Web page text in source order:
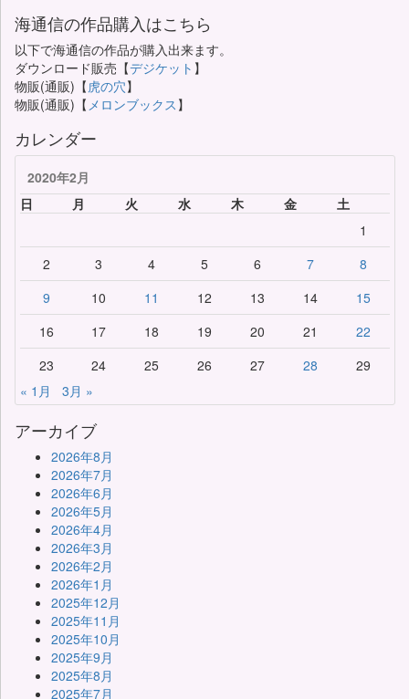
海通信の作品購入はこちら
以下で海通信の作品が購入出来ます。
ダウンロード販売【デジケット 】
物販(通販)【虎の穴】
物販(通販)【 メロンブックス 】
カレンダー
2020年2月
日
月 火 水 木 金
土
1
2
3 4 5 6 7
8
9
10 11 12 13 14
15
16
17 18 19 20 21
22
23
24 25 26 27 28
29
« 1月
3月 »
アーカイブ
2026年8月
2026年7月
2026年6月
2026年5月
2026年4月
2026年3月
2026年2月
2026年1月
2025年12月
2025年11月
2025年10月
2025年9月
2025年8月
2025年7月